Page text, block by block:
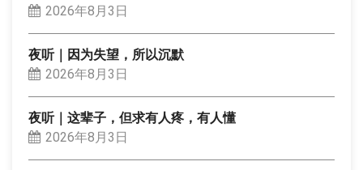
2026年8月3日
夜听｜因为失望，所以沉默
2026年8月3日
夜听｜这辈子，但求有人疼，有人懂
2026年8月3日